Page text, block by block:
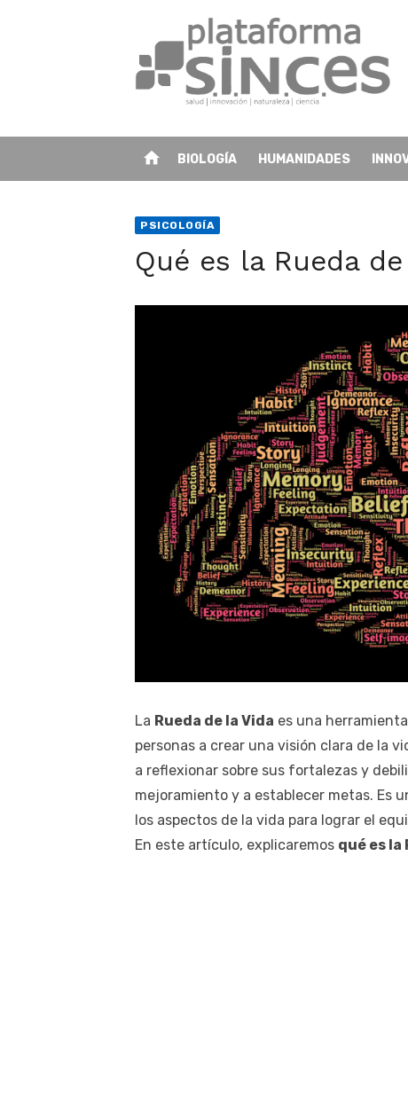
home BIOLOGÍA HUMANIDADES
PSICOLOGÍA
Qué es la Rueda
La Rueda de la Vida es una
personas a crear una visión clara de la
a reflexionar sobre sus fortalezas y
mejoramiento y a establecer metas. Es
los aspectos de la vida para lograr el
En este artículo, explicaremos qué es la